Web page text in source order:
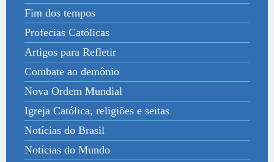
Fim dos tempos
Profecias Católicas
Artigos para Refletir
Combate ao demônio
Nova Ordem Mundial
Igreja Católica, religiões e seitas
Notícias do Brasil
Notícias do Mundo